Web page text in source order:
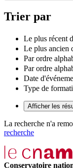
Trier par
Le plus récent
Le plus ancien
Par ordre
Par ordre
Date
Type de
Afficher les
La recherche n'a
recherche
Conservatoire